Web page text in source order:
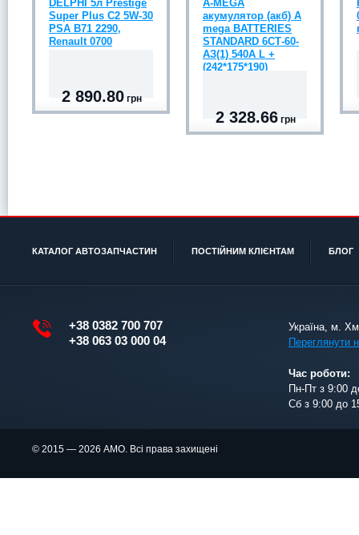
DELPHI 5л Prestige
Super Plus C2 5W-30
PSA B71 2290,
Renault 0700
2 890.80 грн
A-MEGA
акумулятор (акб) A
mega BATTERIES
STANDARD 6СТ-60-
АЗ(1) 540A L +
(242*175*190)
2 328.66 грн
КАТАЛОГ АВТОЗАПЧАСТИН ПОСТІЙНИМ КЛІЄНТАМ БЛОГ
+38 0382 700 707
+38 063 03 000 04
Україна, м.
Переглянути
Час роботи:
Пн-Пт з 9:00
Сб з 9:00 до
© 2015 — 2026 АМО. Всі права захищені